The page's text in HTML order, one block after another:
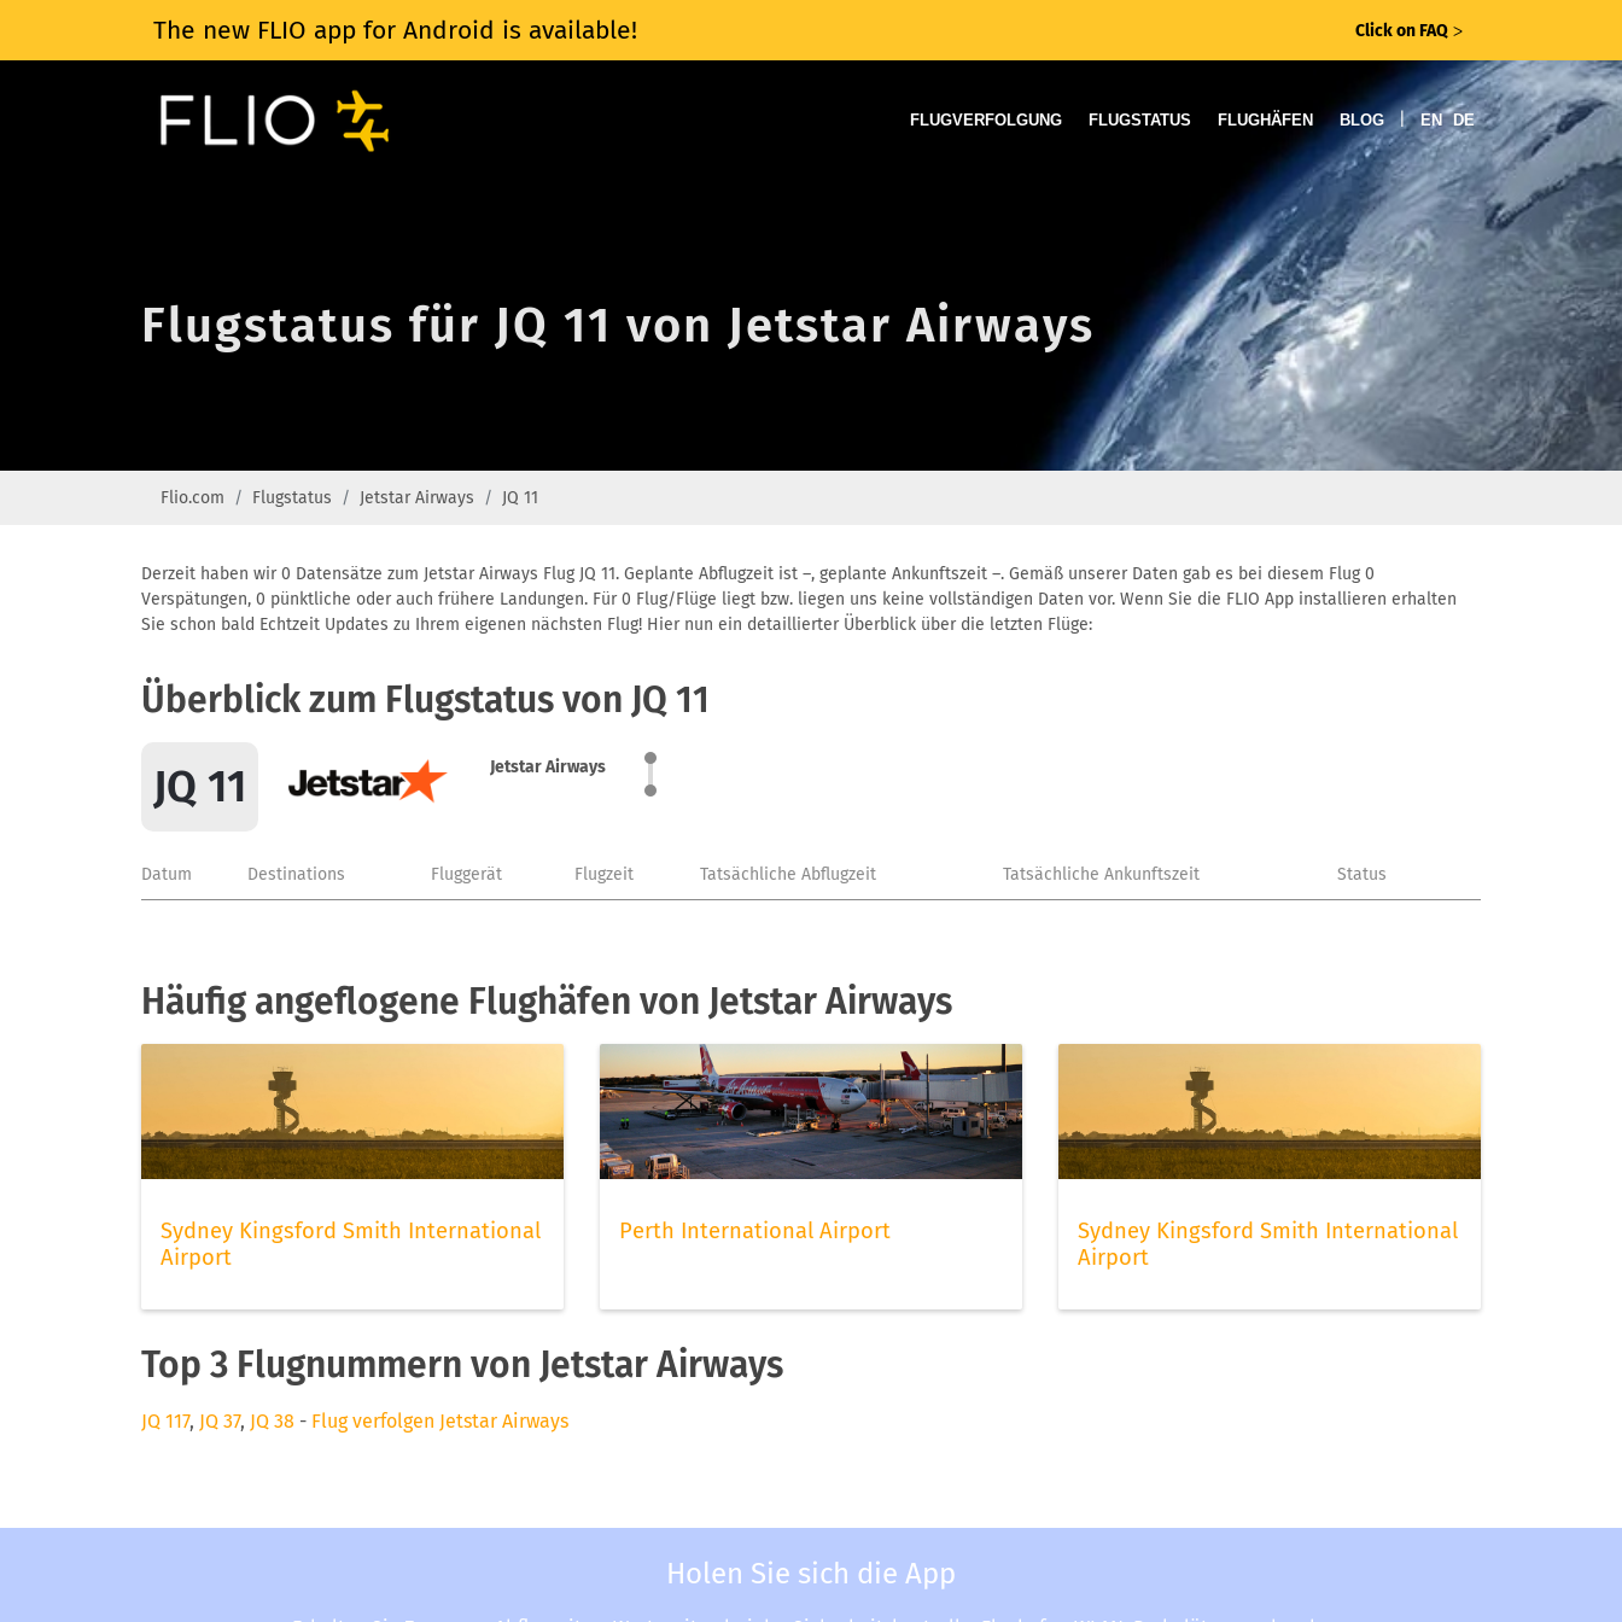
The new FLIO app for Android is available! Click on FAQ ᐳ
FLUGVERFOLGUNG FLUGSTATUS FLUGHÄFEN BLOG | EN DE
Flugstatus für JQ 11 von Jetstar Airways
Flio.com Flugstatus Jetstar Airways JQ 11
Derzeit haben wir 0 Datensätze zum Jetstar Airways Flug JQ 11. Geplante Abflugzeit ist –, geplante Ankunftszeit –. Gemäß unserer Daten gab es bei diesem Flug 0
Verspätungen, 0 pünktliche oder auch frühere Landungen. Für 0 Flug/Flüge liegt bzw. liegen uns keine vollständigen Daten vor. Wenn Sie die FLIO App installieren erhalten
Sie schon bald Echtzeit Updates zu Ihrem eigenen nächsten Flug! Hier nun ein detaillierter Überblick über die letzten Flüge:
Überblick zum Flugstatus von JQ 11
JQ 11 Jetstar Airways
Datum Destinations Fluggerät Flugzeit Tatsächliche Abflugzeit Tatsächliche Ankunftszeit Status
Häufig angeflogene Flughäfen von Jetstar Airways
Sydney Kingsford Smith International
Airport
Perth International Airport
Sydney Kingsford Smith International
Airport
Top 3 Flugnummern von Jetstar Airways
JQ 117, JQ 37, JQ 38 - Flug verfolgen Jetstar Airways
Holen Sie sich die App